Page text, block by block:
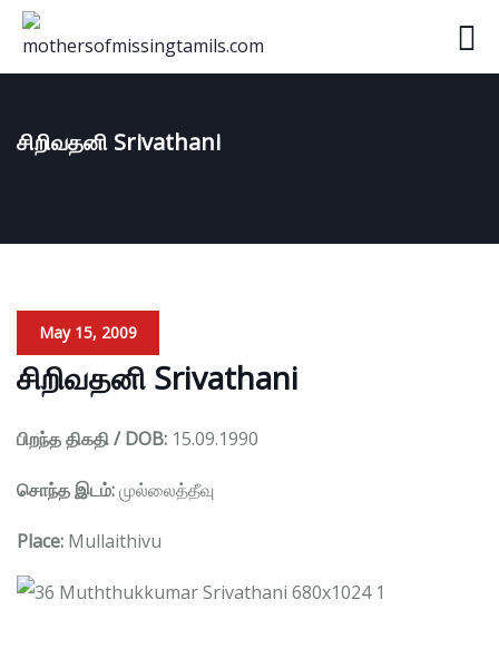
சிறிவதனி Srivathani
May 15, 2009
சிறிவதனி Srivathani
பிறந்த திகதி / DOB: 15.09.1990
சொந்த இடம்:முல்லைத்தீவு
Place: Mullaithivu